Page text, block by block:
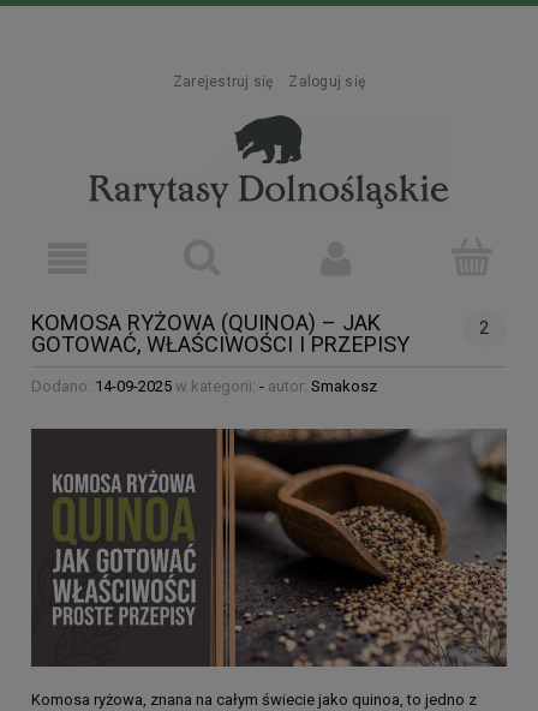
Zarejestruj się Zaloguj się
KOMOSA RYŻOWA (QUINOA) – JAK
GOTOWAĆ, WŁAŚCIWOŚCI I PRZEPISY
2
Dodano: 14-09-2025 w kategorii: - autor: Smakosz
Komosa ryżowa, znana na całym świecie jako quinoa, to jedno z